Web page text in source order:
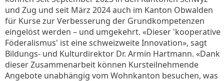
und Zug und seit März 2024 auch im Kanton Obwalden
für Kurse zur Verbesserung der Grundkompetenzen
eingelöst werden – und umgekehrt. «Dieser 'kooperative
Föderalismus' ist eine schweizweite Innovation», sagt
Bildungs- und Kulturdirektor Dr. Armin Hartmann. «Dank
dieser Zusammenarbeit können Kursteilnehmende
Angebote unabhängig vom Wohnkanton besuchen, was